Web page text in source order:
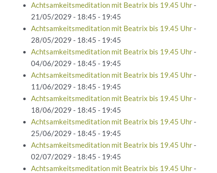
Achtsamkeitsmeditation mit Beatrix bis 19.45 Uhr-
21/05/2029 - 18:45 - 19:45
Achtsamkeitsmeditation mit Beatrix bis 19.45 Uhr-
28/05/2029 - 18:45 - 19:45
Achtsamkeitsmeditation mit Beatrix bis 19.45 Uhr-
04/06/2029 - 18:45 - 19:45
Achtsamkeitsmeditation mit Beatrix bis 19.45 Uhr-
11/06/2029 - 18:45 - 19:45
Achtsamkeitsmeditation mit Beatrix bis 19.45 Uhr-
18/06/2029 - 18:45 - 19:45
Achtsamkeitsmeditation mit Beatrix bis 19.45 Uhr-
25/06/2029 - 18:45 - 19:45
Achtsamkeitsmeditation mit Beatrix bis 19.45 Uhr-
02/07/2029 - 18:45 - 19:45
Achtsamkeitsmeditation mit Beatrix bis 19.45 Uhr-